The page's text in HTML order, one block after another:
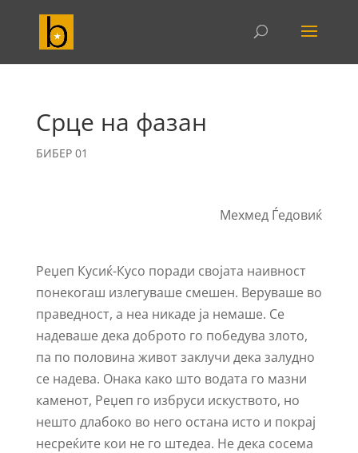
Срце на фазан
БИБЕР 01
Мехмед Ѓедовиќ
Реџеп Кусиќ-Кусо поради својата наивност
понекогаш излегуваше смешен. Веруваше во
праведност, а неа никаде ја немаше. Се
надеваше дека доброто го победува злото,
па по половина живот заклучи дека залудно
се надева. Онака како што водата го мазни
каменот, Реџеп го избруси искуството, но
нешто длабоко во него остана исто и покрај
несреќите кои не го штедеа. Не дека сосема